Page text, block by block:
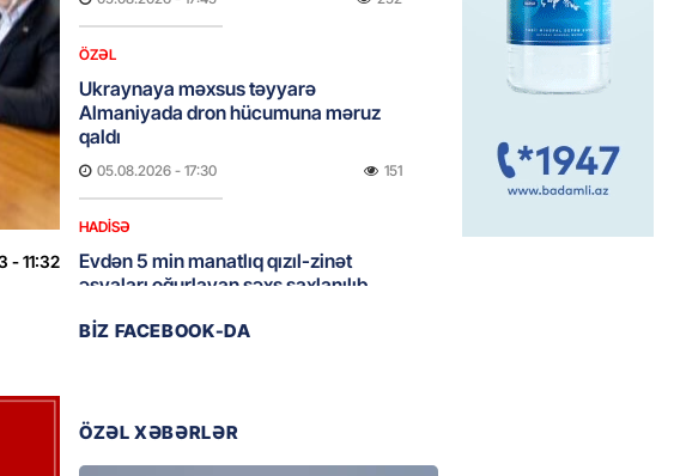
- 11:32
ÖZƏL
Ukraynaya məxsus təyyarə
Almaniyada dron hücumuna məruz
qaldı
05.08.2026 - 17:30 151
HADISƏ
Evdən 5 min manatlıq qızıl-zinət
əşyaları oğurlayan şəxs saxlanılıb
05.08.2026- 17:00
BIZ FACEBOOK-DA
ÖZƏL XƏBƏRLƏR